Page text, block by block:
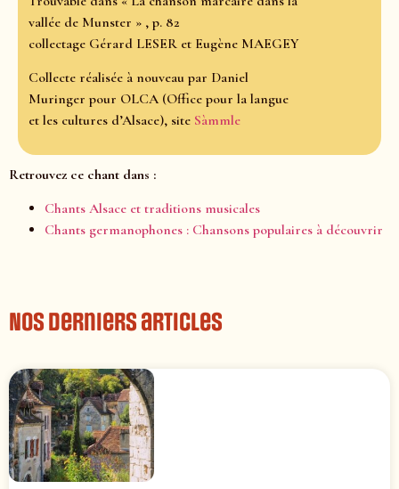
vallée de Munster » , p. 82
collectage Gérard LESER et Eugène MAEGEY
Collecte réalisée à nouveau par Daniel
Muringer pour OLCA (Office pour la langue
et les cultures d’Alsace), site Sàmmle
Retrouvez ce chant dans :
Chants Alsace et traditions musicales
Chants germanophones : Chansons populaires à découvrir
Nos derniers articles